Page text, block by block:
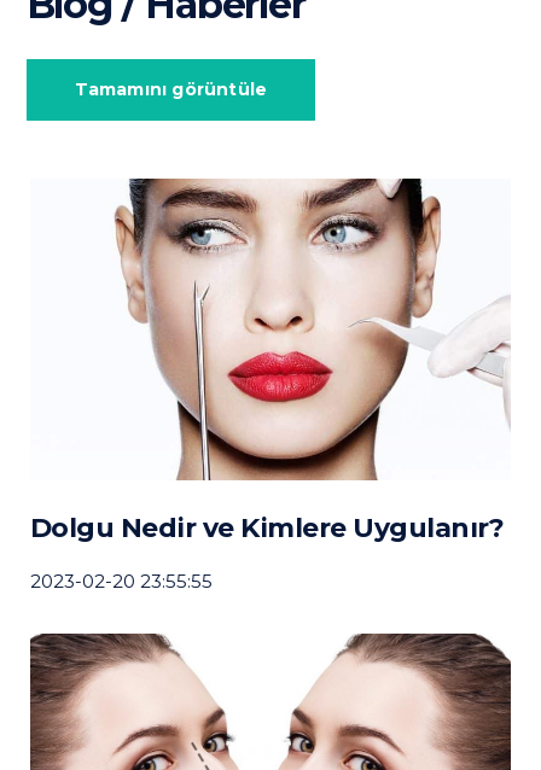
Tamamını görüntüle
Dolgu Nedir ve Kimlere Uygulanır?
2023-02-20 23:55:55